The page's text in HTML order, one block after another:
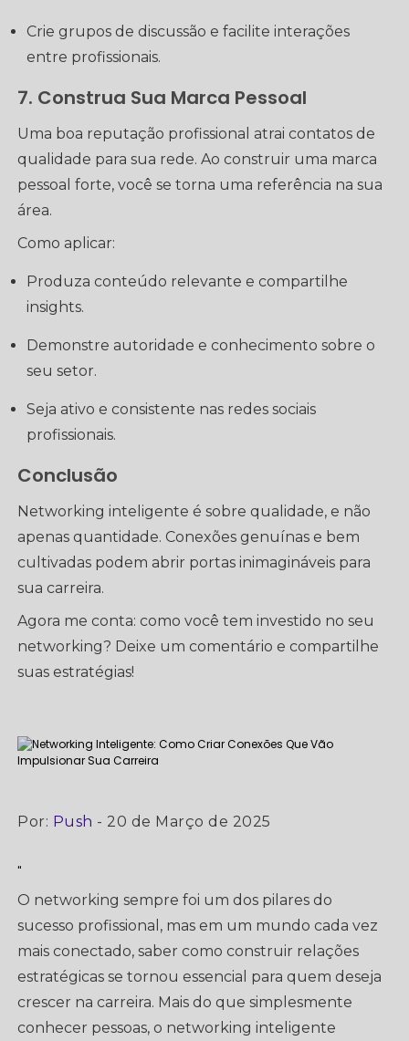
Crie grupos de discussão e facilite interações
entre profissionais.
7. Construa Sua Marca Pessoal
Uma boa reputação profissional atrai contatos de
qualidade para sua rede. Ao construir uma marca
pessoal forte, você se torna uma referência na sua
área.
Como aplicar:
Produza conteúdo relevante e compartilhe
insights.
Demonstre autoridade e conhecimento sobre o
seu setor.
Seja ativo e consistente nas redes sociais
profissionais.
Conclusão
Networking inteligente é sobre qualidade, e não
apenas quantidade. Conexões genuínas e bem
cultivadas podem abrir portas inimagináveis para
sua carreira.
Agora me conta: como você tem investido no seu
networking? Deixe um comentário e compartilhe
suas estratégias!
Por: Push - 20 de Março de 2025
"
O networking sempre foi um dos pilares do
sucesso profissional, mas em um mundo cada vez
mais conectado, saber como construir relações
estratégicas se tornou essencial para quem deseja
crescer na carreira. Mais do que simplesmente
conhecer pessoas, o networking inteligente